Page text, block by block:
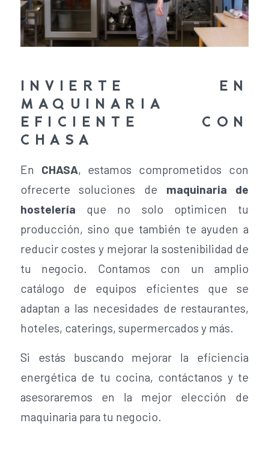
INVIERTE EN
MAQUINARIA
EFICIENTE CON
CHASA
En CHASA, estamos comprometidos con
ofrecerte soluciones de maquinaria de
hostelería que no solo optimicen tu
producción, sino que también te ayuden a
reducir costes y mejorar la sostenibilidad de
tu negocio. Contamos con un amplio
catálogo de equipos eficientes que se
adaptan a las necesidades de restaurantes,
hoteles, caterings, supermercados y más.
Si estás buscando mejorar la eficiencia
energética de tu cocina, contáctanos y te
asesoraremos en la mejor elección de
maquinaria para tu negocio.